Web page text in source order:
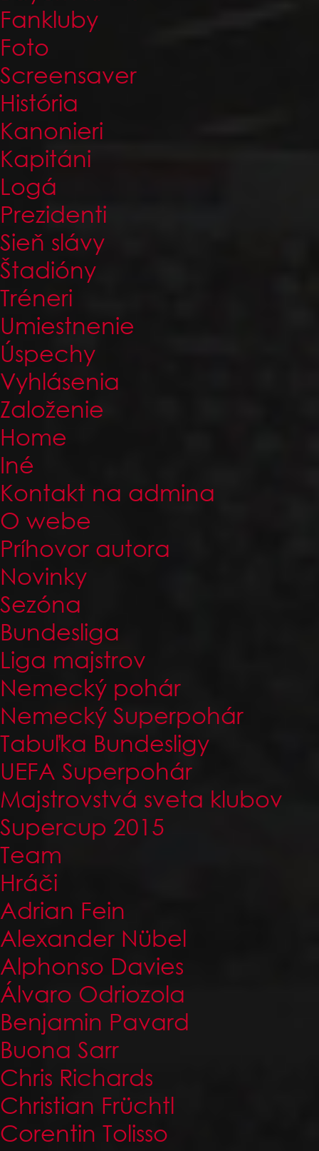
Fankluby
Foto
Screensaver
História
Kanonieri
Kapitáni
Logá
Prezidenti
Sieň slávy
Štadióny
Tréneri
Umiestnenie
Úspechy
Vyhlásenia
Založenie
Home
Iné
Kontakt na admina
O webe
Príhovor autora
Novinky
Sezóna
Bundesliga
Liga majstrov
Nemecký pohár
Nemecký Superpohár
Tabuľka Bundesligy
UEFA Superpohár
Majstrovstvá sveta klubov
Supercup 2015
Team
Hráči
Adrian Fein
Alexander Nübel
Alphonso Davies
Álvaro Odriozola
Benjamin Pavard
Buona Sarr
Chris Richards
Christian Früchtl
Corentin Tolisso